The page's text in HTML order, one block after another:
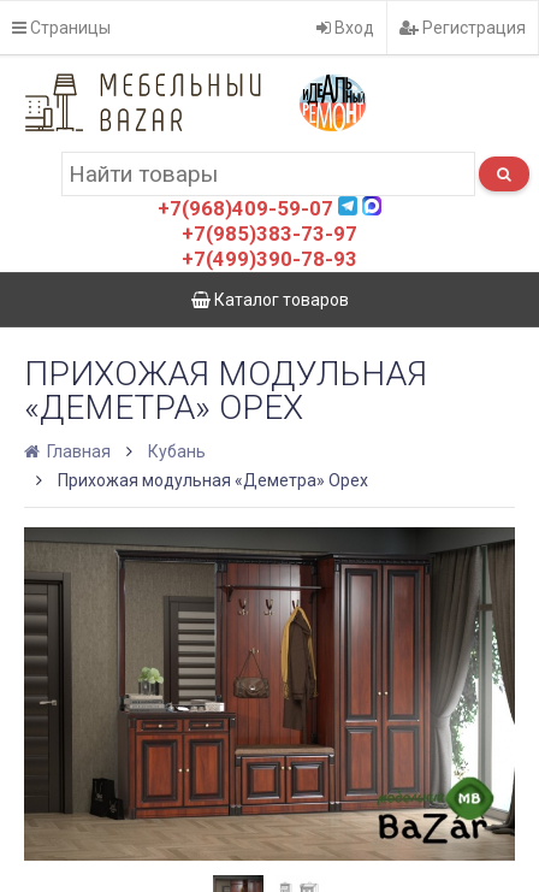
Страницы Вход Регистрация
+7(968)409-59-07
+7(985)383-73-97
+7(499)390-78-93
Каталог товаров
ПРИХОЖАЯ МОДУЛЬНАЯ
«ДЕМЕТРА» ОРЕХ
Главная
Кубань
Прихожая модульная «Деметра» Орех